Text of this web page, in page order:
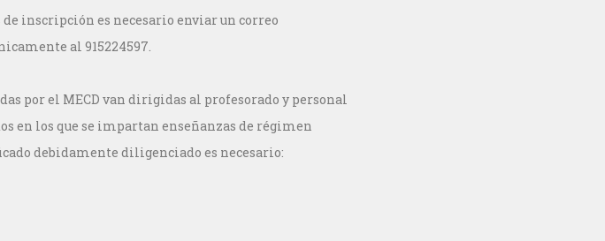
inscripción es necesario enviar un correo
al 915224597.
por el MECD van dirigidas al profesorado y personal
en los que se impartan enseñanzas de régimen
debidamente diligenciado es necesario: